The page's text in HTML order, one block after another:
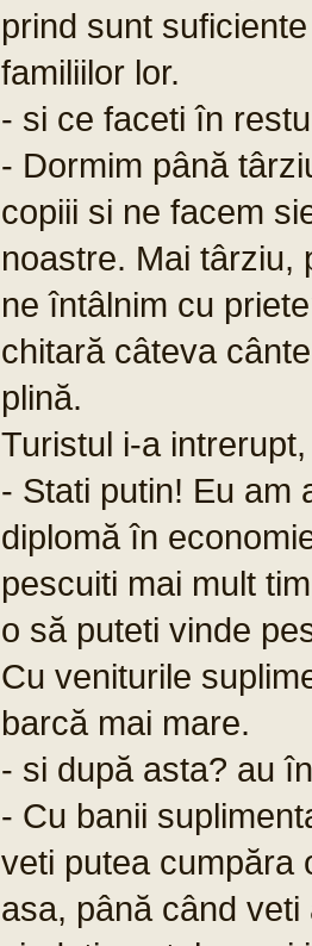
prind sunt
familiilor lor.
- si ce faceti în
- Dormim până
copiii si ne facem
noastre. Mai târziu,
ne întâlnim cu
chitară câteva
plină.
Turistul i-a intrerupt,
- Stati putin! Eu am
diplomă în
pescuiti mai mult
o să puteti vinde
Cu veniturile
barcă mai mare.
- si după asta? au
- Cu banii
veti putea cumpăra
asa, până când